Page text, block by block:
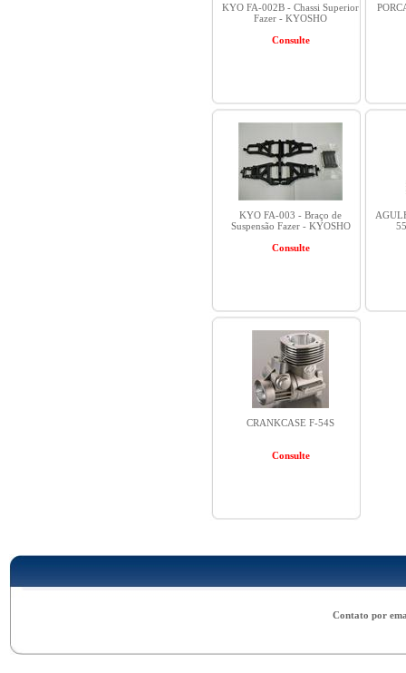
KYO FA-002B - Chassi Superior
Fazer - KYOSHO
Consulte
KYO FA-003 - Braço de
Suspensão Fazer - KYOSHO
Consulte
CRANKCASE F-54S
Consulte
Contato por